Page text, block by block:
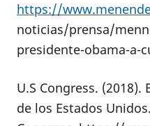
https://
noticias/prensa/
presidente-obama-a-
U.S Congress.
de los Estados